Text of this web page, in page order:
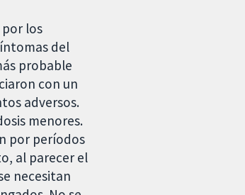
los
del
probable
con un
adversos.
menores.
por períodos
al parecer el
necesitan